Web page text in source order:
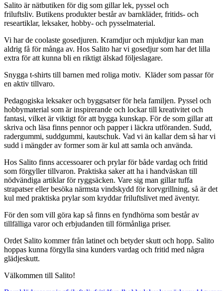
Salito är nätbutiken för dig som gillar lek, pyssel och
friluftsliv. Butikens produkter består av barnkläder, fritids- och
researtiklar, leksaker, hobby- och pysselmaterial.
Vi har de coolaste gosedjuren. Kramdjur och mjukdjur kan man
aldrig få för många av. Hos Salito har vi gosedjur som har det lilla
extra för att kunna bli en riktigt älskad följeslagare.
Snygga t-shirts till barnen med roliga motiv. Kläder som passar för
en aktiv tillvaro.
Pedagogiska leksaker och byggsatser för hela familjen. Pyssel och
hobbymaterial som är inspirerande och lockar till kreativitet och
fantasi, vilket är viktigt för att bygga kunskap. För de som gillar att
skriva och läsa finns pennor och papper i läckra utföranden. Sudd,
radergummi, suddgummi, kautschuk. Vad vi än kallar dem så har vi
sudd i mängder av former som är kul att samla och använda.
Hos Salito finns accessoarer och prylar för både vardag och fritid
som förgyller tillvaron. Praktiska saker att ha i handväskan till
nödvändiga artiklar för ryggsäcken. Vare sig man gillar tuffa
strapatser eller besöka närmsta vindskydd för korvgrillning, så är det
kul med praktiska prylar som kryddar friluftslivet med äventyr.
För den som vill göra kap så finns en fyndhörna som består av
tillfälliga varor och erbjudanden till förmånliga priser.
Ordet Salito kommer från latinet och betyder skutt och hopp. Salito
hoppas kunna förgylla sina kunders vardag och fritid med några
glädjeskutt.
Välkommen till Salito!